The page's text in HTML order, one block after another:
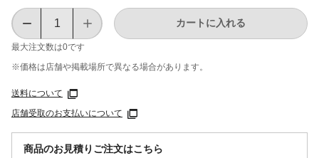
最大注文数は0です
カートに入れる
※価格は​店舗や​掲載場所で​異なる​場合が​あります。
送料について
店舗受取のお支払いについて
商品のお見積りご注文はこちら